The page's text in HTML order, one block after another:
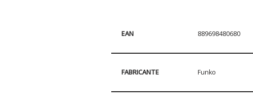
EAN 889698480680
FABRICANTE Funko